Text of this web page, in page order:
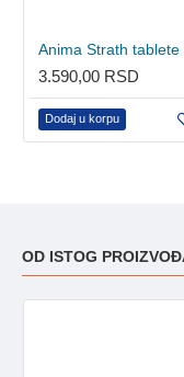
3.590,00 RSD
Dodaj u korpu
OD ISTOG